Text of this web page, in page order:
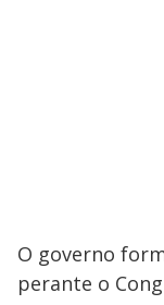
O governo
perante o